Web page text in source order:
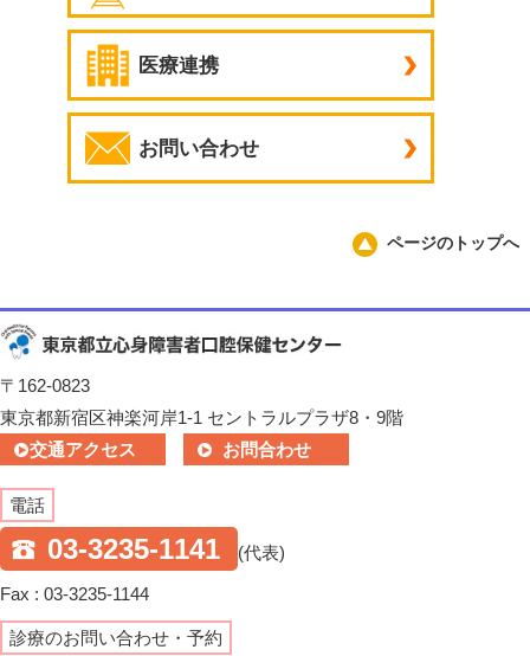
医療連携
お問い合わせ
ページのトップへ
〒162-0823
東京都新宿区神楽河岸1-1 セントラルプラザ8・9階
交通アクセス
お問合わせ
電話
03-3235-1141 (代表)
Fax : 03-3235-1144
診療のお問い合わせ・予約